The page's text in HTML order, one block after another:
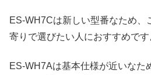
ES-WH7Cは新しい型番なため、
寄りで選びたい人におすすめです
ES-WH7Aは基本仕様が近いなた